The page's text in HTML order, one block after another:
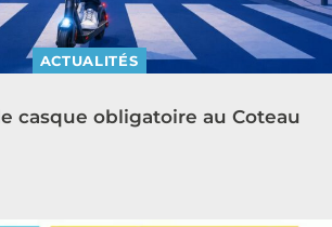
ACTUALITÉS
casque obligatoire au Coteau